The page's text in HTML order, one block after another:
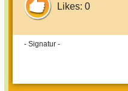
Likes: 0
- Signatur -